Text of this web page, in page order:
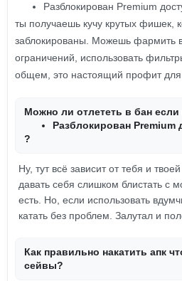
Разблокирован Premium
ты получаешь кучу крутых фишек,
заблокированы. Можешь фармить
ограничений, использовать
общем, это настоящий профит для
Можно ли отлететь в бан если
Разблокирован Premium
?
Ну, тут всё зависит от тебя и
давать себя слишком блистать с
есть. Но, если использовать
катать без проблем. Залутал и
Как правильно накатить апк
сейвы?